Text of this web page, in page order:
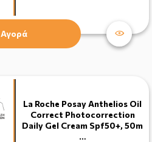
Αγορά
La Roche Posay Anthelios Oil
Correct Photocorrection
Daily Gel Cream Spf50+, 50m
…